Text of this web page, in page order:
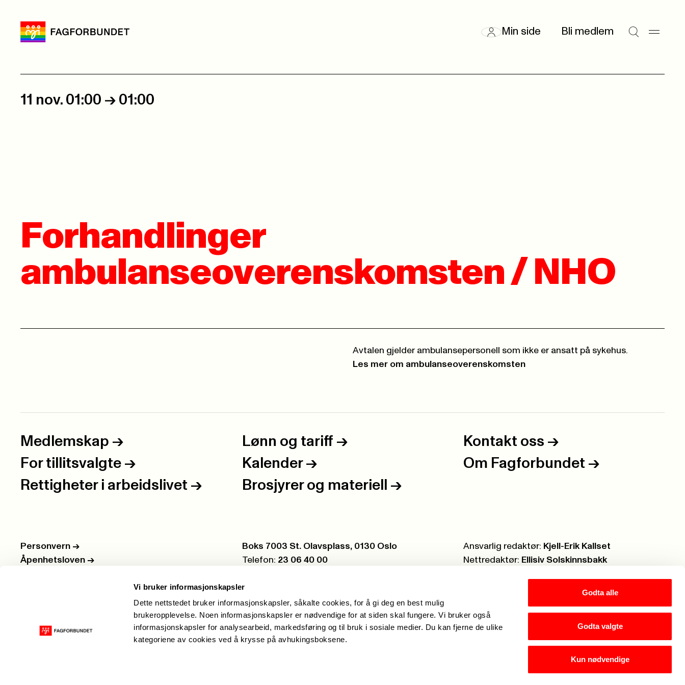
Vi bruker informasjonskapsler
Dette nettstedet bruker informasjonskapsler, såkalte cookies, for å gi deg en best mulig
brukeropplevelse. Noen informasjonskapsler er nødvendige for at siden skal fungere. Vi bruker også
informasjonskapsler for analysearbeid, markedsføring og til bruk i sosiale medier. Du kan fjerne de ulike
kategoriene av cookies ved å krysse på avhukingsboksene.
Godta alle
Godta valgte
Kun nødvendige
Min side Bli medlem
11 nov. 01:00 -> 01:00
Forhandlinger
ambulanseoverenskomsten / NHO
Avtalen gjelder ambulansepersonell som ikke er ansatt på sykehus.
Les mer om ambulanseoverenskomsten
Medlemskap -> Lønn og tariff -> Kontakt oss ->
For tillitsvalgte -> Kalender -> Om Fagforbundet ->
Rettigheter i arbeidslivet -> Brosjyrer og materiell ->
Personvern ->
Åpenhetsloven ->
Postboks:
Boks 7003 St. Olavsplass, 0130 Oslo
Telefon: 23 06 40 00
Ansvarlig redaktør: Kjell-Erik Kallset
Nettredaktør: Ellisiv Solskinnsbakk